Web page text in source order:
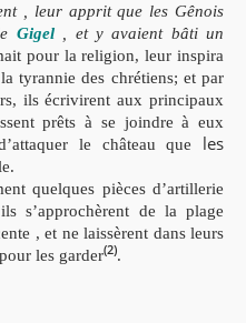
, leur apprit que les Gênois
Gigel
, et y avaient bâti un
pour la religion, leur inspira
tyrannie des chrétiens; et par
ils écrivirent aux principaux
prêts à se joindre à eux
le château que les
quelques pièces d’artillerie
s’approchèrent de la plage
, et ne laissèrent dans leurs
les garder(2).